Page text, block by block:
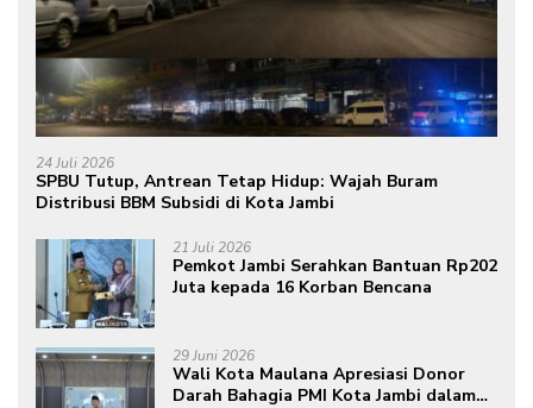
24 Juli 2026
SPBU Tutup, Antrean Tetap Hidup: Wajah Buram
Distribusi BBM Subsidi di Kota Jambi
21 Juli 2026
Pemkot Jambi Serahkan Bantuan Rp202
Juta kepada 16 Korban Bencana
29 Juni 2026
Wali Kota Maulana Apresiasi Donor
Darah Bahagia PMI Kota Jambi dalam